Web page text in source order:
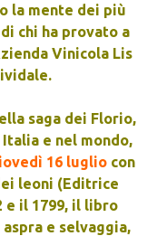
la mente dei più
chi ha provato a
Vinicola Lis
saga dei Florio,
e nel mondo,
16 luglio con
leoni (Editrice
e il 1799, il libro
e selvaggia,